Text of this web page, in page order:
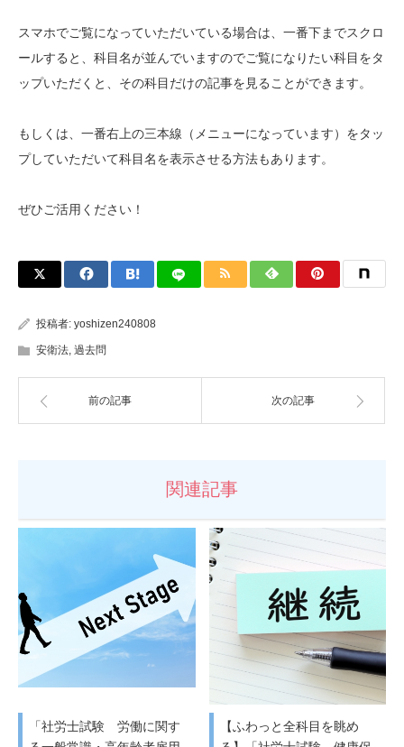
スマホでご覧になっていただいている場合は、一番下までスクロ
ールすると、科目名が並んでいますのでご覧になりたい科目をタ
ップいただくと、その科目だけの記事を見ることができます。
もしくは、一番右上の三本線（メニューになっています）をタッ
プしていただいて科目名を表示させる方法もあります。
ぜひご活用ください！
投稿者: yoshizen240808
安衛法, 過去問
前の記事 次の記事
関連記事
「社労士試験 労働に関す
【ふわっと全科目を眺め